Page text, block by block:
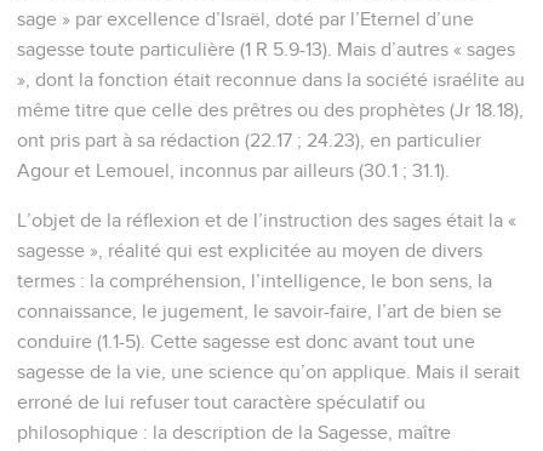
sage » par excellence d’Israël, doté par l’Eternel d’une
sagesse toute particulière (1 R 5.9-13). Mais d’autres « sages
», dont la fonction était reconnue dans la société israélite au
même titre que celle des prêtres ou des prophètes (Jr 18.18),
ont pris part à sa rédaction (22.17 ; 24.23), en particulier
Agour et Lemouel, inconnus par ailleurs (30.1 ; 31.1).
L’objet de la réflexion et de l’instruction des sages était la «
sagesse », réalité qui est explicitée au moyen de divers
termes : la compréhension, l’intelligence, le bon sens, la
connaissance, le jugement, le savoir-faire, l’art de bien se
conduire (1.1-5). Cette sagesse est donc avant tout une
sagesse de la vie, une science qu’on applique. Mais il serait
erroné de lui refuser tout caractère spéculatif ou
philosophique : la description de la Sagesse, maître